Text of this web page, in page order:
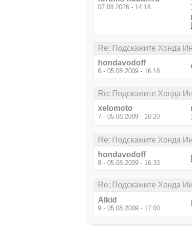
07.08.2026 - 14:18
Re: Подскажите Хонда
hondavodoff
6 - 05.08.2009 - 16:18
Re: Подскажите Хонда
xelomoto
7 - 05.08.2009 - 16:20
Re: Подскажите Хонда
hondavodoff
8 - 05.08.2009 - 16:33
Re: Подскажите Хонда
Alkid
9 - 05.08.2009 - 17:00